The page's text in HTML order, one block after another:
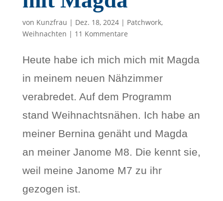
von Kunzfrau | Dez. 18, 2024| Patchwork,
Weihnachten | 11 Kommentare
Heute habe ich mich mich mit Magda
in meinem neuen Nähzimmer
verabredet. Auf dem Programm
stand Weihnachtsnähen. Ich habe an
meiner Bernina genäht und Magda
an meiner Janome M8. Die kennt sie,
weil meine Janome M7 zu ihr
gezogen ist.